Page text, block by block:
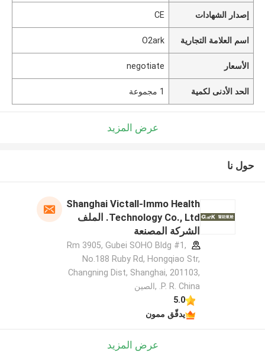
إصدار الشهادات CE
اسم العلامة التجارية O2ark
الأسعار negotiate
الحد الأدنى لكمية 1 مجموعة
عرض المزيد
حول نا
Shanghai Victall-Immo Health
Technology Co., Ltd. الملف
الشركة المصنعة
Rm 3905, Gubei SOHO Bldg #1,
No.188 Ruby Rd, Hongqiao Str,
Changning Dist, Shanghai, 201103,
P. R. China. ,الصين
5.0
يدقّق ممون
عرض المزيد